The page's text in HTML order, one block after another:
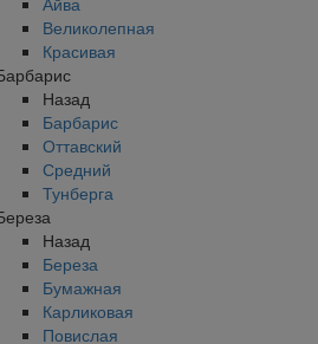
Великолепная
Красивая
Назад
Барбарис
Оттавский
Средний
Тунберга
Назад
Береза
Бумажная
Карликовая
Повислая